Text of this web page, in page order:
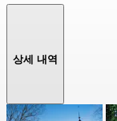
상세 내역